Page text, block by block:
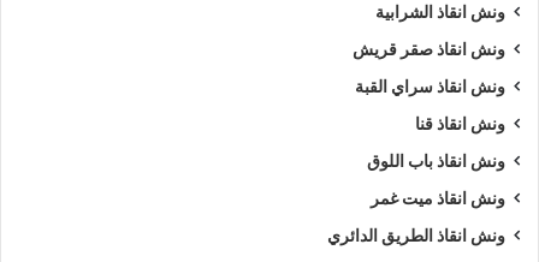
ونش انقاذ الشرابية
ونش انقاذ صقر قريش
ونش انقاذ سراي القبة
ونش انقاذ قنا
ونش انقاذ باب اللوق
ونش انقاذ ميت غمر
ونش انقاذ الطريق الدائري